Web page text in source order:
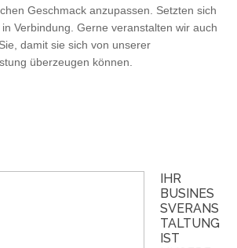
Geschmack anzupassen. Setzten sich
Verbindung. Gerne veranstalten wir auch
damit sie sich von unserer
überzeugen können.
IHR
BUSINES
SVERANS
TALTUNG
IST